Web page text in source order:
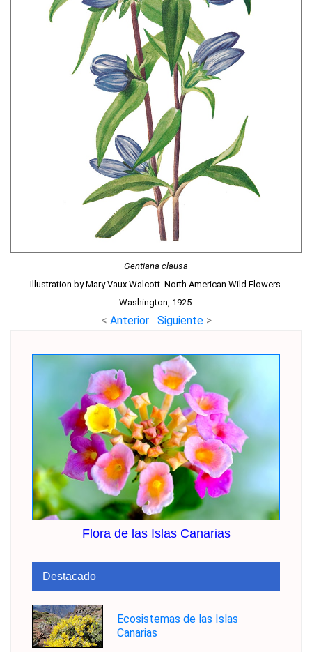
Gentiana clausa
Illustration by Mary Vaux Walcott. North American Wild Flowers.
Washington, 1925.
< Anterior Siguiente >
Flora de las Islas Canarias
Destacado
Ecosistemas de las Islas
Canarias